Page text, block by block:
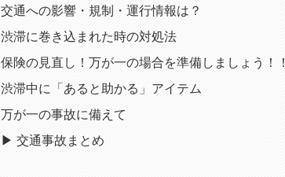
交通への影響・規制・運行情報は？
渋滞に巻き込まれた時の対処法
保険の見直し！万が一の場合を準備しましょう！！
渋滞中に「あると助かる」アイテム
万が一の事故に備えて
▶ 交通事故まとめ